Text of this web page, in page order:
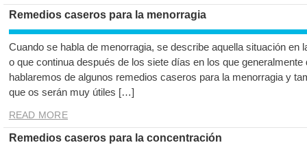
Remedios caseros para la menorragia
Cuando se habla de menorragia, se describe aquella situación en
o que continua después de los siete días en los que
hablaremos de algunos remedios caseros para la menorragia y
que os serán muy útiles […]
READ MORE
Remedios caseros para la concentración